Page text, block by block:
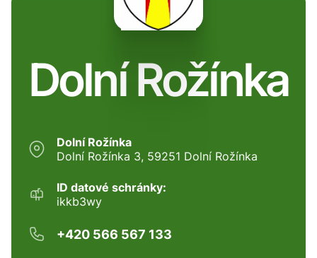
Dolní Rožínka
Dolní Rožínka
Dolní Rožínka 3, 59251 Dolní Rožínka
ID datové schránky:
ikkb3wy
+420 566 567 133